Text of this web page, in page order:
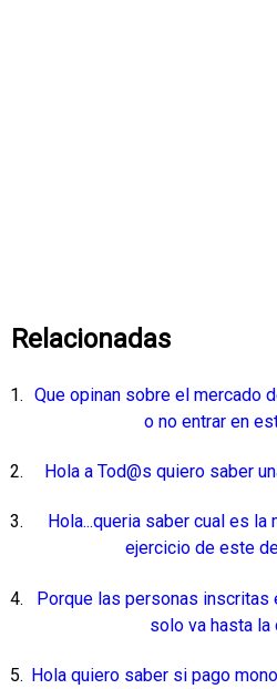
Relacionadas
Que opinan sobre el mercado
o no entrar en
Hola a Tod@s quiero saber
Hola...queria saber cual es la
ejercicio de este
Porque las personas inscritas
solo va hasta la
Hola quiero saber si pago